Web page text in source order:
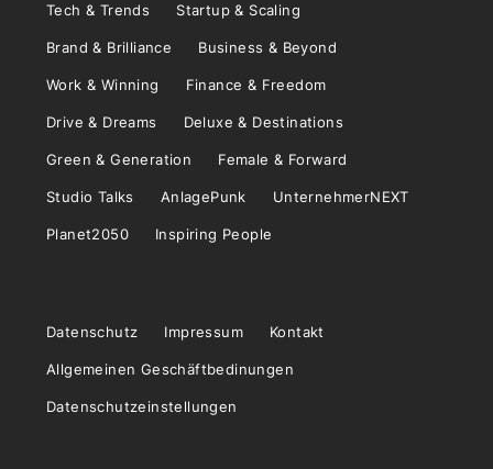
Tech & Trends Startup & Scaling
Brand & Brilliance Business & Beyond
Work & Winning Finance & Freedom
Drive & Dreams Deluxe & Destinations
Green & Generation Female & Forward
Studio Talks AnlagePunk UnternehmerNEXT
Planet2050 Inspiring People
Datenschutz Impressum Kontakt
Allgemeinen Geschäftbedinungen
Datenschutzeinstellungen